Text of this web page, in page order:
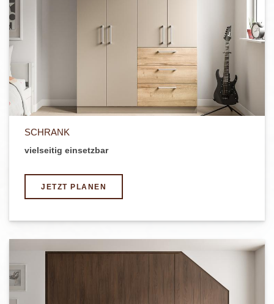
SCHRANK
vielseitig einsetzbar
JETZT PLANEN